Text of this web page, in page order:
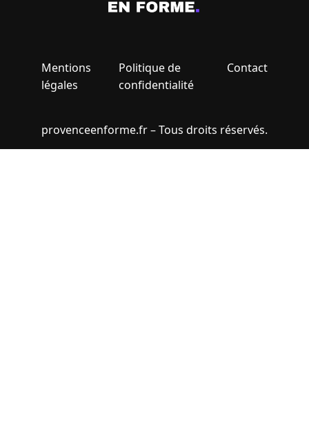
Mentions
légales
Politique de
confidentialité
Contact
provenceenforme.fr – Tous droits réservés.